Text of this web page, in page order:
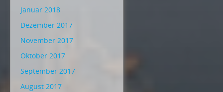
Januar 2018
Dezember 2017
November 2017
Oktober 2017
September 2017
August 2017